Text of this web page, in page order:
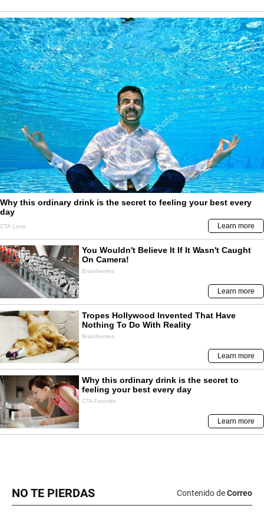
NO TE PIERDAS Contenido deCorreo